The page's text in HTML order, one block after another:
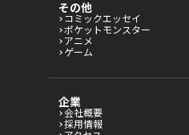
その他
コミックエッセイ
ポケットモンスター
アニメ
ゲーム
企業
会社概要
採用情報